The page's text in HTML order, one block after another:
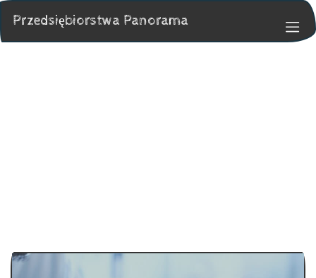
Przedsiębiorstwa Panorama